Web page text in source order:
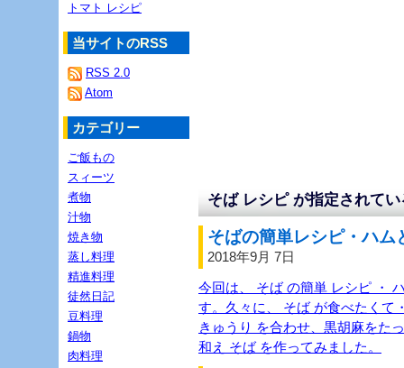
そば レシピ が指定されて
そばの簡単レシピ・ハ
2018年9月 7日
今回は、 そば の簡単 レシピ ・
す。久々に、 そば が食べたくて
きゅうり を合わせ、黒胡麻をた
和え そば を作ってみました。
トマト レシピ
当サイトのRSS
RSS 2.0
Atom
カテゴリー
ご飯もの
スィーツ
煮物
汁物
焼き物
蒸し料理
精進料理
徒然日記
豆料理
鍋物
肉料理